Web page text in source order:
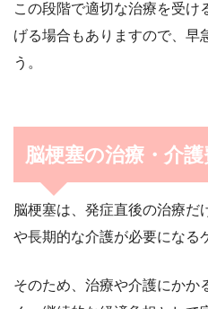
この段階で適切な治療を受け
げる場合もありますので、早
う。
脳梗塞の治療・介
脳梗塞は、発症直後の治療だ
や長期的な介護が必要になる
そのため、治療や介護にかか